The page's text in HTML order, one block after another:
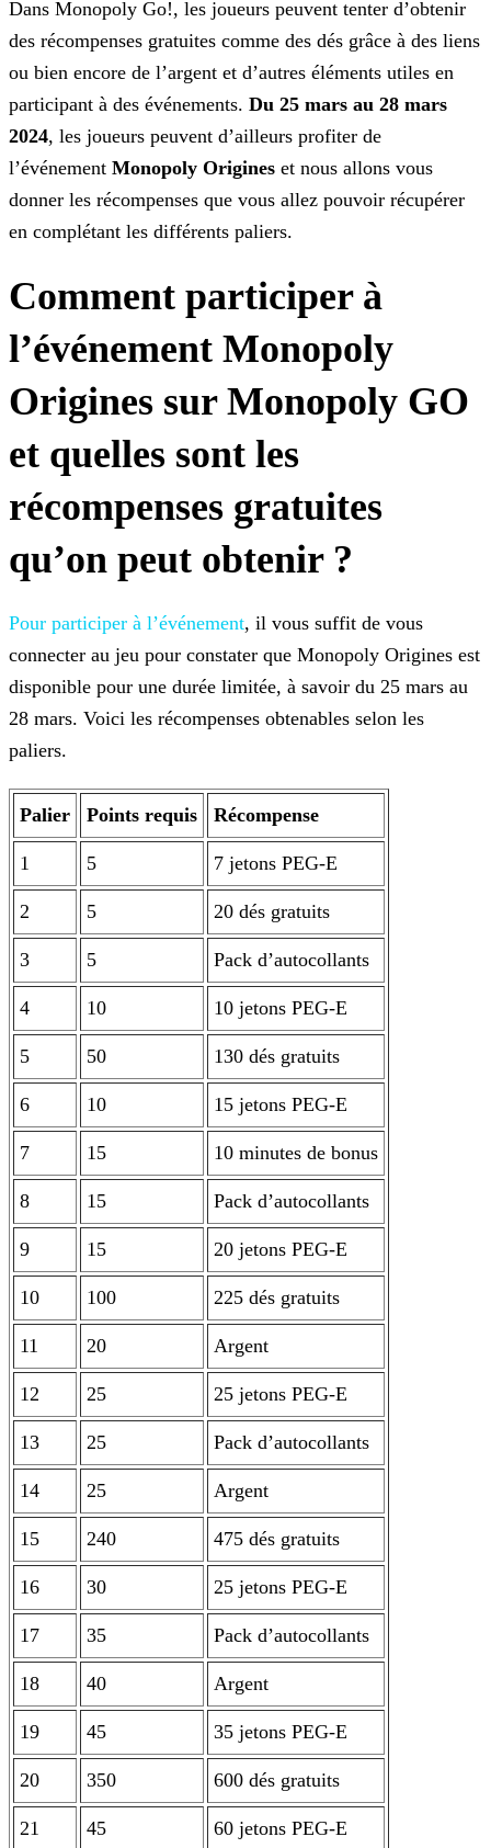
Dans Monopoly Go!, les joueurs peuvent tenter d’obtenir
des récompenses gratuites comme des dés grâce à des liens
ou bien encore de l’argent et d’autres éléments utiles en
participant à des événements. Du 25 mars au 28 mars
2024, les joueurs peuvent d’ailleurs profiter de
l’événement Monopoly Origines et nous allons vous
donner les récompenses que vous allez pouvoir récupérer
en complétant les différents paliers.
Comment participer à
l’événement Monopoly
Origines sur Monopoly GO
et quelles sont les
récompenses gratuites
qu’on peut obtenir ?
Pour participer à l’événement, il vous suffit de vous
connecter au jeu pour constater que Monopoly Origines est
disponible pour une durée limitée, à savoir du 25 mars au
28 mars. Voici les récompenses obtenables selon les
paliers.
Palier Points requis Récompense
1 5 7 jetons PEG-E
2 5 20 dés gratuits
3 5 Pack d’autocollants
4 10 10 jetons PEG-E
5 50 130 dés gratuits
6 10 15 jetons PEG-E
7 15 10 minutes de bonus
8 15 Pack d’autocollants
9 15 20 jetons PEG-E
10 100 225 dés gratuits
11 20 Argent
12 25 25 jetons PEG-E
13 25 Pack d’autocollants
14 25 Argent
15 240 475 dés gratuits
16 30 25 jetons PEG-E
17 35 Pack d’autocollants
18 40 Argent
19 45 35 jetons PEG-E
20 350 600 dés gratuits
21 45 60 jetons PEG-E